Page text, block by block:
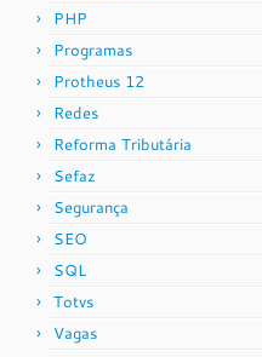
PHP
Programas
Protheus 12
Redes
Reforma Tributária
Sefaz
Segurança
SEO
SQL
Totvs
Vagas